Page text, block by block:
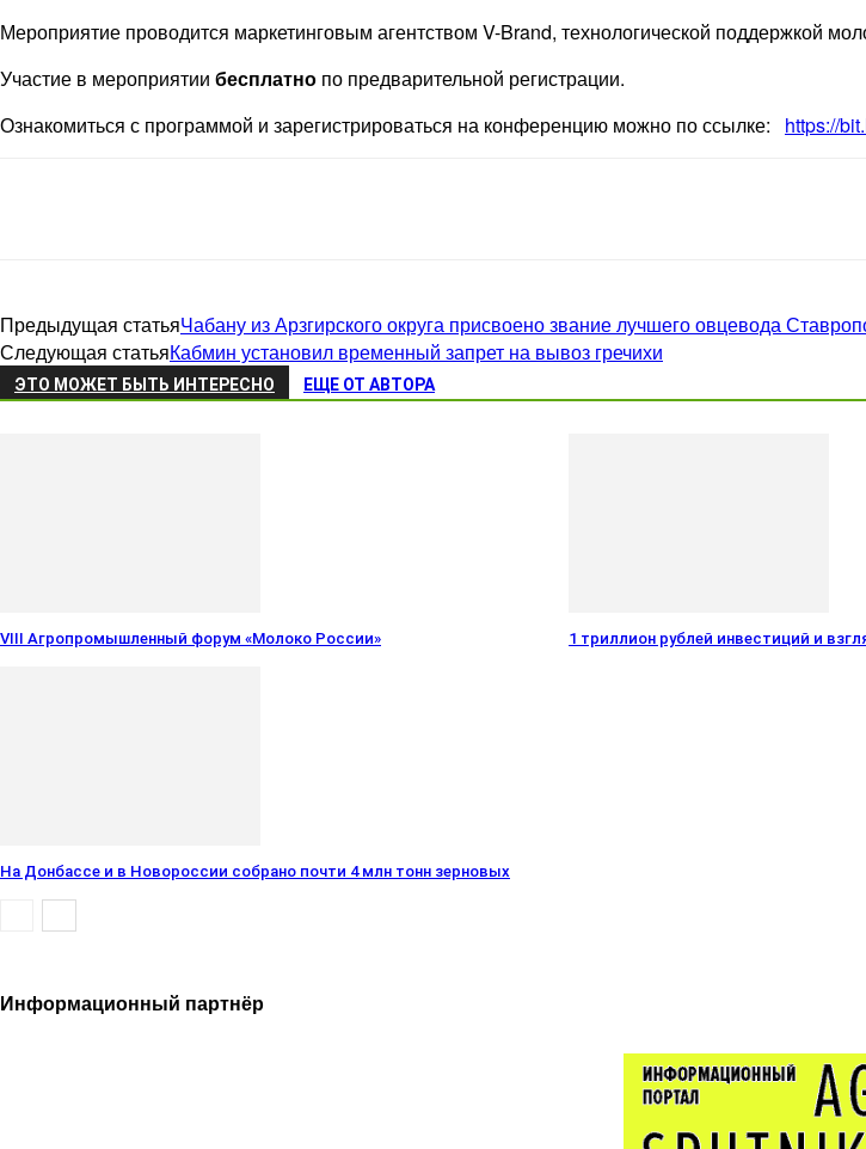
Мероприятие проводится маркетинговым агентством V-Brand, технологической поддержкой
Участие в мероприятии бесплатно по предварительной регистрации.
Ознакомиться с программой и зарегистрироваться на конференцию можно по ссылке: https://
Предыдущая статьяЧабану из Арзгирского округа присвоено звание лучшего овцевода
Следующая статьяКабмин установил временный запрет на вывоз гречихи
ЭТО МОЖЕТ БЫТЬ ИНТЕРЕСНО ЕЩЕ ОТ АВТОРА
VIII Агропромышленный форум «Молоко России» 1 триллион рублей инвестиций и
На Донбассе и в Новороссии собрано почти 4 млн тонн зерновых
Информационный партнёр